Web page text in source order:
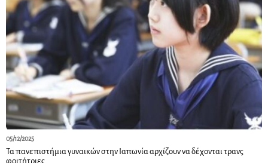
05/12/2025
Τα πανεπιστήμια γυναικών στην Ιαπωνία αρχίζουν να δέχονται τρανς
φοιτήτριες